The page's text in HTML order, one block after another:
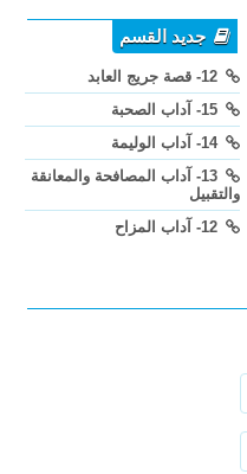
جديد القسم
14- آداب الوليمة
13- آداب المصافحة والمعانقة
والتقبيل